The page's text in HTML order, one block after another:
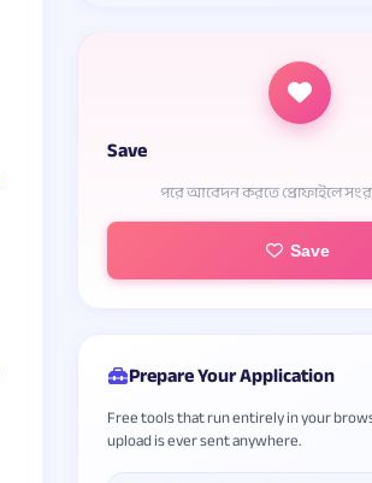
Save
পরে আবেদন করতে প্রোফাইলে
Save
Prepare Your Application
Free tools that run entirely in your
upload is ever sent anywhere.